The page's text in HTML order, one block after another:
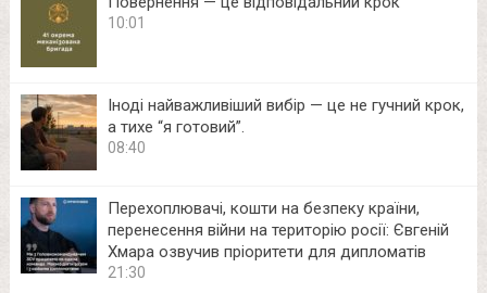
10:01
Іноді найважливіший вибір — це не гучний крок,
а тихе “я готовий”.
08:40
Перехоплювачі, кошти на безпеку країни,
перенесення війни на територію росії: Євгеній
Хмара озвучив пріоритети для дипломатів
21:30